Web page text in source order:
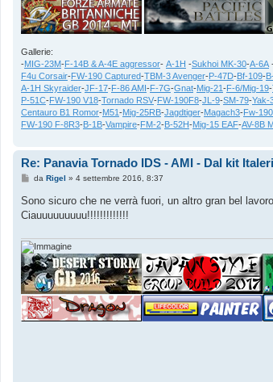
Gallerie:
-MIG-23M-F-14B & A-4E aggressor- A-1H -Sukhoi MK-30-A-6A
F4u Corsair-FW-190 Captured-TBM-3 Avenger-P-47D-Bf-109-
A-1H Skyraider-JF-17-F-86 AMI-F-7G-Gnat-Mig-21-F-6/Mig-19-
P-51C-FW-190 V18-Tornado RSV-FW-190F8-JL-9-SM-79-Yak-
Centauro B1 Romor-M51-Mig-25RB-Jagdtiger-Magach3-Fw-
FW-190 F-8R3-B-1B-Vampire-FM-2-B-52H-Mig-15 EAF-AV-8B
Re: Panavia Tornado IDS - AMI - Dal kit
M
s
s
a
i
o
da Rigel » 4 settembre 2016, 8:37
Sono sicuro che ne verrà fuori, un altro gran bel
Ciauuuuuuuuu!!!!!!!!!!!!!